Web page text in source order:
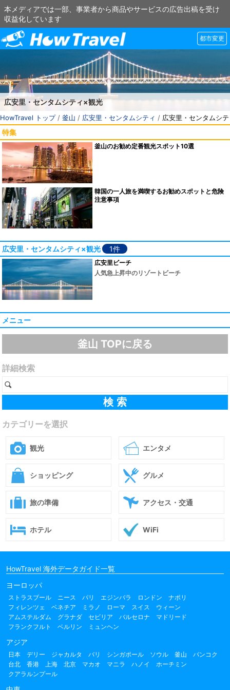
本メディアでは一部、事業者から商品やサービスの広告出稿を受け
収益化しています
都市変更
広安里・センタムシティ×観光
HowTravel トップ/ 釜山 / 広安里・センタムシティ / 広安里・センタムシ
特集
釜山のお勧め定番観光スポット10選
韓国の一人旅を満喫するお勧めスポットと危険
注意事項
広安里・センタムシティ×観光 1件
広安里ビーチ
人気急上昇中のリゾートビーチ
メニュー
釜山 TOPに戻る
詳細検索
カテゴリーを選択
観光 エンタメ
ショッピング グルメ
旅の準備 アクセス・交通
ホテル WiFi
HowTravel 海外データガイド一覧
ヨーロッパ
ストラスブール ニース パリ エジンバラ ロンドン
ナポリ
フィレンツェ
ベネチア ミラノ ローマ スイス
ウィーン
アムステルダム
グラナダ セビリア バルセロナ
マドリード
フランクフルト
ベルリン ミュンヘン
アジア
日本 デリー ジャカルタ バリ シンガポール ソウル 釜山
バンコク
台北
香港 上海 北京 マカオ マニラ ハノイ
ホーチミン
クアラルンプール